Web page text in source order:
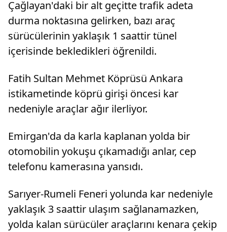
şut ve takt...
Çağlayan'daki bir alt geçitte trafik adeta
durma noktasına gelirken, bazı araç
sürücülerinin yaklaşık 1 saattir tünel
içerisinde bekledikleri öğrenildi.
Fatih Sultan Mehmet Köprüsü Ankara
istikametinde köprü girişi öncesi kar
nedeniyle araçlar ağır ilerliyor.
Emirgan'da da karla kaplanan yolda bir
otomobilin yokuşu çıkamadığı anlar, cep
telefonu kamerasına yansıdı.
Sarıyer-Rumeli Feneri yolunda kar nedeniyle
yaklaşık 3 saattir ulaşım sağlanamazken,
yolda kalan sürücüler araçlarını kenara çekip